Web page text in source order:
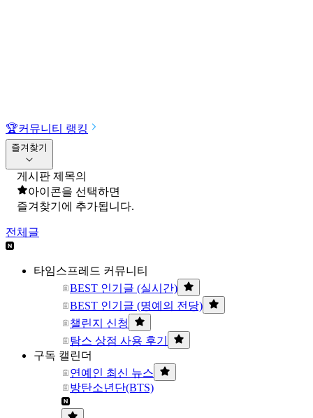
🏆커뮤니티 랭킹
즐겨찾기
게시판 제목의
아이콘을 선택하면
즐겨찾기에 추가됩니다.
전체글
타임스프레드 커뮤니티
BEST 인기글 (실시간)
BEST 인기글 (명예의 전당)
챌린지 신청
탐스 상점 사용 후기
구독 캘린더
연예인 최신 뉴스
방탄소년단(BTS)